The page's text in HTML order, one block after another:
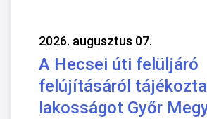
2026. augusztus 07.
A Hecsei úti felüljáró
felújításáról
lakosságot Győr